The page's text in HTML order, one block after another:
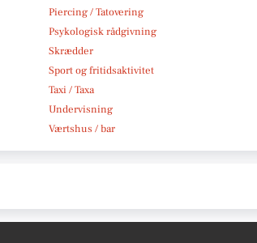
Piercing / Tatovering
Psykologisk rådgivning
Skrædder
Sport og fritidsaktivitet
Taxi / Taxa
Undervisning
Værtshus / bar